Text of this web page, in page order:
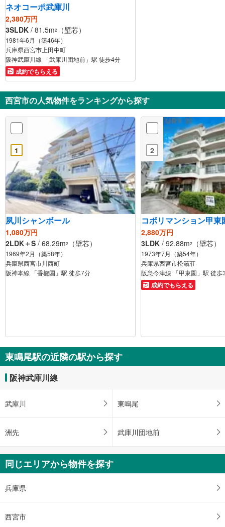
ネオコーポ武庫川
2,380万円
3SLDK / 81.5m2 （壁芯）
1981年6月（築46年）
兵庫県西宮市上田中町
阪神武庫川線 「武庫川団地前」駅 徒歩4分
成約でもらえる
西宮市の人気物件をランキングから探す
1
夙川シャンボール
1,080万円
2LDK＋S / 68.29m2 （壁芯）
1969年2月（築58年）
兵庫県西宮市川西町
阪神本線 「香櫨園」駅 徒歩7分
2
コボリマンション甲東
2,880万円
3LDK / 92.88m2 （壁芯）
1973年7月（築54年）
兵庫県西宮市松籟荘
阪急今津線 「甲東園」駅 徒歩
成約でもらえる
東鳴尾駅の近隣の駅から探す
阪神武庫川線
武庫川 東鳴尾
洲先 武庫川団地前
同じエリアから物件を探す
兵庫県
西宮市